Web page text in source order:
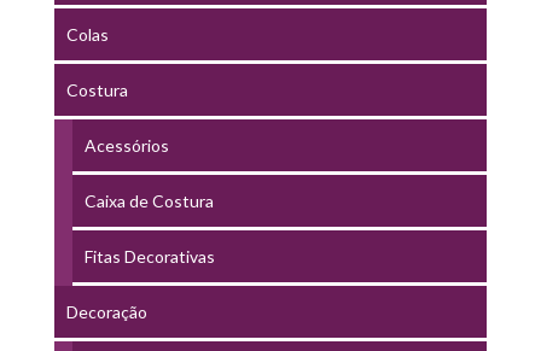
Colas
Costura
Acessórios
Caixa de Costura
Fitas Decorativas
Decoração